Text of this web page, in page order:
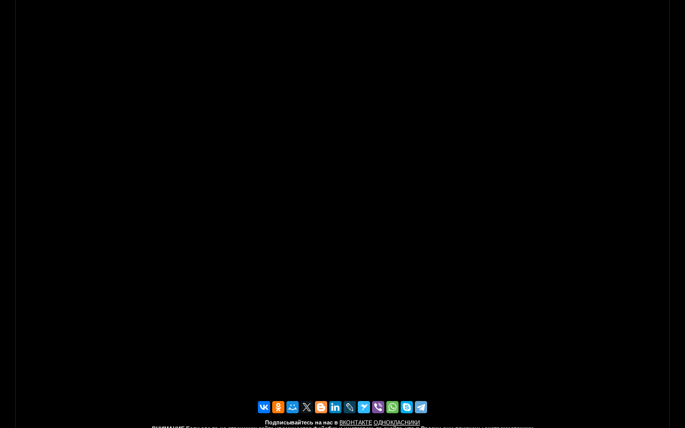
Подписывайтесь на нас в ВКОНТАКТЕ ОДНОКЛАСНИКИ